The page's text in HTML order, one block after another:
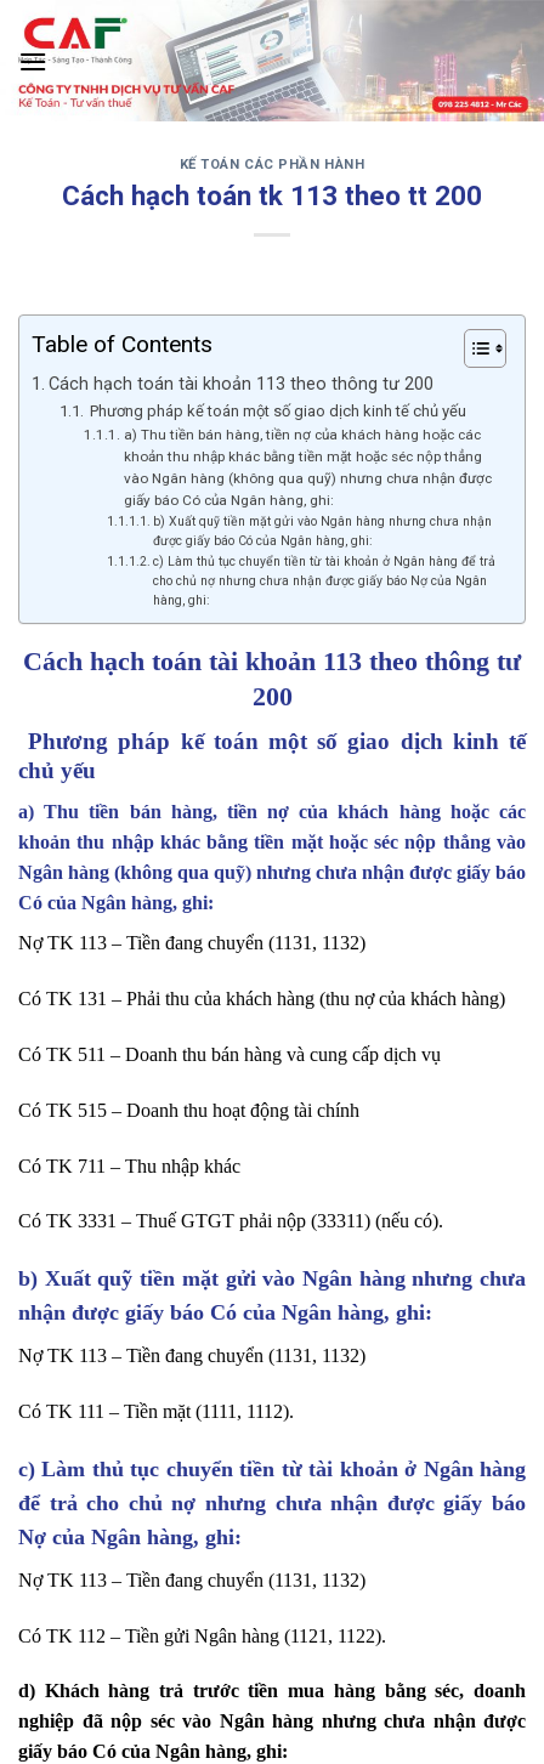
Skip
content
‹ ›
KẾ TOÁN CÁC PHẦN HÀNH
Cách hạch toán tk 113 theo tt 200
Table of Contents
Cách hạch toán tài khoản 113 theo thông tư 200
Phương pháp kế toán một số giao dịch kinh tế chủ yếu
a) Thu tiền bán hàng, tiền nợ của khách hàng hoặc các
khoản thu nhập khác bằng tiền mặt hoặc séc nộp thẳng
vào Ngân hàng (không qua quỹ) nhưng chưa nhận được
giấy báo Có của Ngân hàng, ghi:
b) Xuất quỹ tiền mặt gửi vào Ngân hàng nhưng chưa nhận
được giấy báo Có của Ngân hàng, ghi:
c) Làm thủ tục chuyển tiền từ tài khoản ở Ngân hàng để trả
cho chủ nợ nhưng chưa nhận được giấy báo Nợ của Ngân
hàng, ghi:
Cách hạch toán tài khoản 113 theo thông tư
200
Phương pháp kế toán một số giao dịch kinh tế
chủ yếu
a) Thu tiền bán hàng, tiền nợ của khách hàng hoặc các
khoản thu nhập khác bằng tiền mặt hoặc séc nộp thẳng vào
Ngân hàng (không qua quỹ) nhưng chưa nhận được giấy báo
Có của Ngân hàng, ghi:
Nợ TK 113 – Tiền đang chuyển (1131, 1132)
Có TK 131 – Phải thu của khách hàng (thu nợ của khách hàng)
Có TK 511 – Doanh thu bán hàng và cung cấp dịch vụ
Có TK 515 – Doanh thu hoạt động tài chính
Có TK 711 – Thu nhập khác
Có TK 3331 – Thuế GTGT phải nộp (33311) (nếu có).
b) Xuất quỹ tiền mặt gửi vào Ngân hàng nhưng chưa
nhận được giấy báo Có của Ngân hàng, ghi:
Nợ TK 113 – Tiền đang chuyển (1131, 1132)
Có TK 111 – Tiền mặt (1111, 1112).
c) Làm thủ tục chuyển tiền từ tài khoản ở Ngân hàng
để trả cho chủ nợ nhưng chưa nhận được giấy báo
Nợ của Ngân hàng, ghi:
Nợ TK 113 – Tiền đang chuyển (1131, 1132)
Có TK 112 – Tiền gửi Ngân hàng (1121, 1122).
d) Khách hàng trả trước tiền mua hàng bằng séc, doanh
nghiệp đã nộp séc vào Ngân hàng nhưng chưa nhận được
giấy báo Có của Ngân hàng, ghi: